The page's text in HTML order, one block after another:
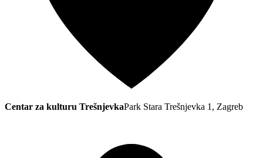
Centar za kulturu TrešnjevkaPark Stara Trešnjevka 1, Zagreb